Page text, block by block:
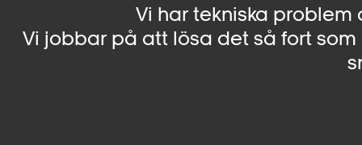
Vi har tekniska problem
Vi jobbar på att lösa det så fort